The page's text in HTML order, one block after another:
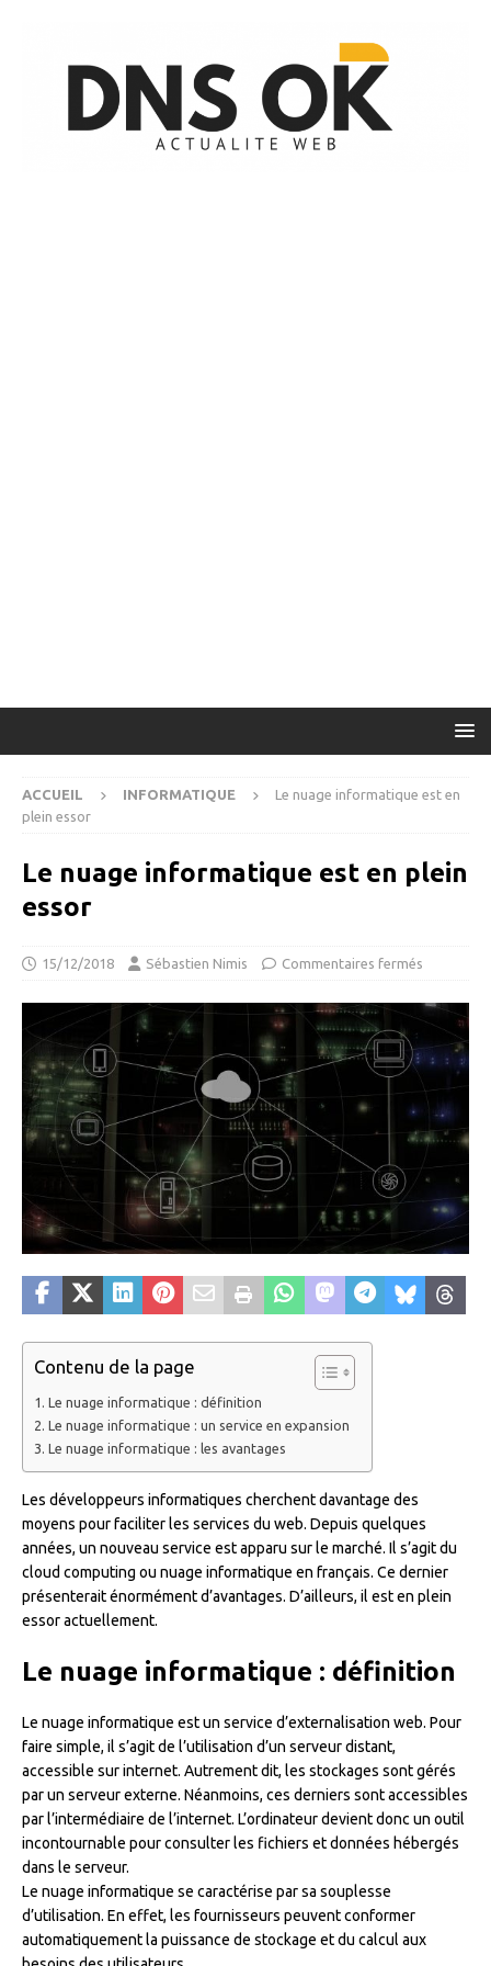
ACCUEIL INFORMATIQUE
Le nuage informatique est en
plein essor
Le nuage informatique est en plein
essor
15/12/2018 Sébastien Nimis Commentaires fermés
Contenu de la page
Le nuage informatique : définition
Le nuage informatique : un service en expansion
Le nuage informatique : les avantages
Les développeurs informatiques cherchent davantage des
moyens pour faciliter les services du web. Depuis quelques
années, un nouveau service est apparu sur le marché. Il s’agit du
cloud computing ou nuage informatique en français. Ce dernier
présenterait énormément d’avantages. D’ailleurs, il est en plein
essor actuellement.
Le nuage informatique : définition
Le nuage informatique est un service d’externalisation web. Pour
faire simple, il s’agit de l’utilisation d’un serveur distant,
accessible sur internet. Autrement dit, les stockages sont gérés
par un serveur externe. Néanmoins, ces derniers sont accessibles
par l’intermédiaire de l’internet. L’ordinateur devient donc un outil
incontournable pour consulter les fichiers et données hébergés
dans le serveur.
Le nuage informatique se caractérise par sa souplesse
d’utilisation. En effet, les fournisseurs peuvent conformer
automatiquement la puissance de stockage et du calcul aux